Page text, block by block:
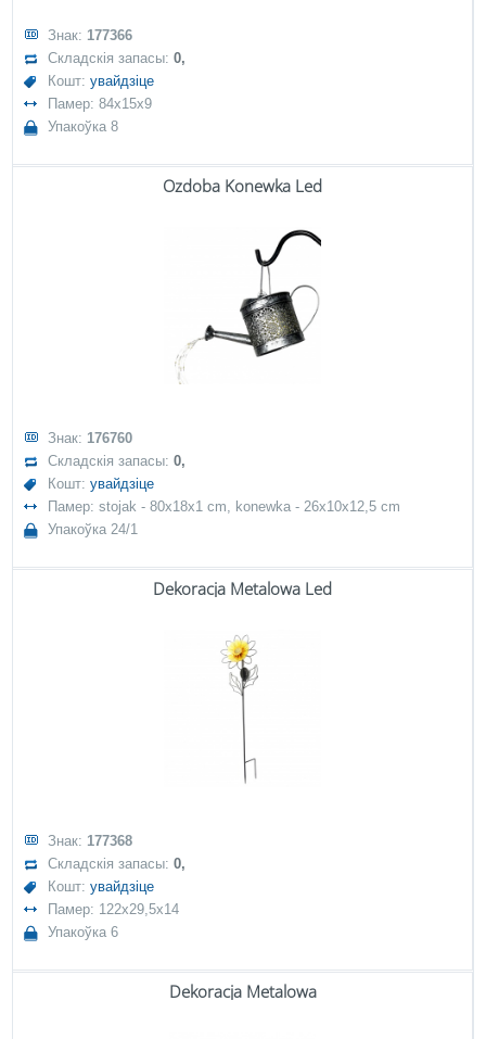
Знак: 177366
Складскія запасы:0,
Кошт:увайдзіце
Памер: 84x15x9
Упакоўка 8
Ozdoba Konewka Led
Знак: 176760
Складскія запасы:0,
Кошт:увайдзіце
Памер: stojak - 80x18x1 cm, konewka - 26x10x12,5 cm
Упакоўка 24/1
Dekoracja Metalowa Led
Знак: 177368
Складскія запасы:0,
Кошт:увайдзіце
Памер: 122x29,5x14
Упакоўка 6
Dekoracja Metalowa